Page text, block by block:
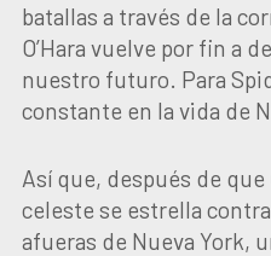
batallas a través de la
O’Hara vuelve por fin a
nuestro futuro. Para
constante en la vida de
Así que, después de
celeste se estrella
afueras de Nueva York,